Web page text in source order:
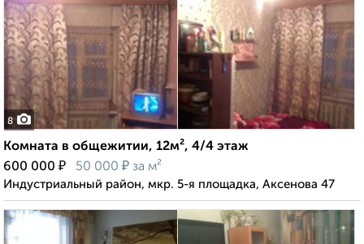
8
Комната в общежитии, 12м², 4/4 этаж
600 000 ₽ 50 000 ₽ за м²
Индустриальный район, мкр. 5-я площадка, Аксенова 47